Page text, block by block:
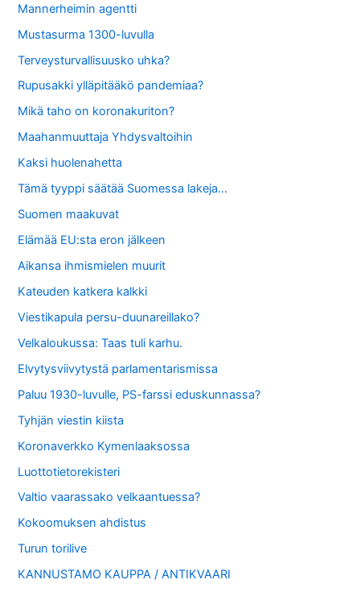
Mannerheimin agentti
Mustasurma 1300-luvulla
Terveysturvallisuusko uhka?
Rupusakki ylläpitääkö pandemiaa?
Mikä taho on koronakuriton?
Maahanmuuttaja Yhdysvaltoihin
Kaksi huolenahetta
Tämä tyyppi säätää Suomessa lakeja…
Suomen maakuvat
Elämää EU:sta eron jälkeen
Aikansa ihmismielen muurit
Kateuden katkera kalkki
Viestikapula persu-duunareillako?
Velkaloukussa: Taas tuli karhu.
Elvytysviivytystä parlamentarismissa
Paluu 1930-luvulle, PS-farssi eduskunnassa?
Tyhjän viestin kiista
Koronaverkko Kymenlaaksossa
Luottotietorekisteri
Valtio vaarassako velkaantuessa?
Kokoomuksen ahdistus
Turun torilive
KANNUSTAMO KAUPPA / ANTIKVAARI